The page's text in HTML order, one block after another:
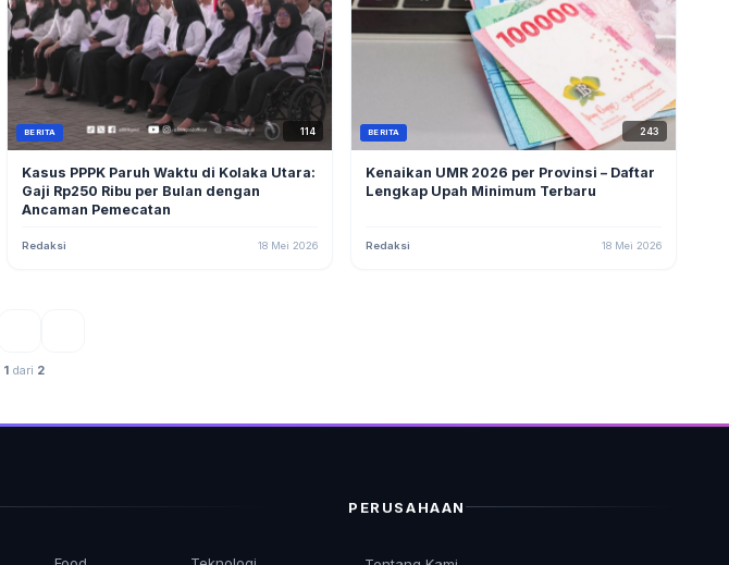
BERITA 114
Kasus PPPK Paruh Waktu di Kolaka Utara:
Gaji Rp250 Ribu per Bulan dengan
Ancaman Pemecatan
Redaksi 18 Mei 2026
BERITA 243
Kenaikan UMR 2026 per Provinsi – Daftar
Lengkap Upah Minimum Terbaru
Redaksi 18 Mei 2026
1 dari 2
PERUSAHAAN